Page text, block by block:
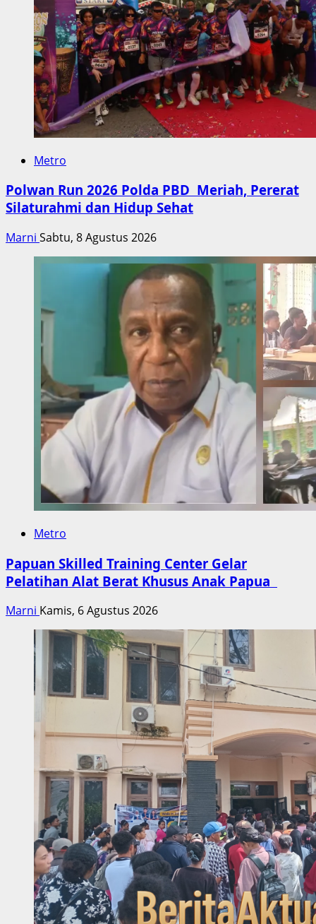
Metro
Polwan Run 2026 Polda PBD Meriah, Pererat
Silaturahmi dan Hidup Sehat
Marni Sabtu, 8 Agustus 2026
Metro
Papuan Skilled Training Center Gelar
Pelatihan Alat Berat Khusus Anak Papua
Marni Kamis, 6 Agustus 2026